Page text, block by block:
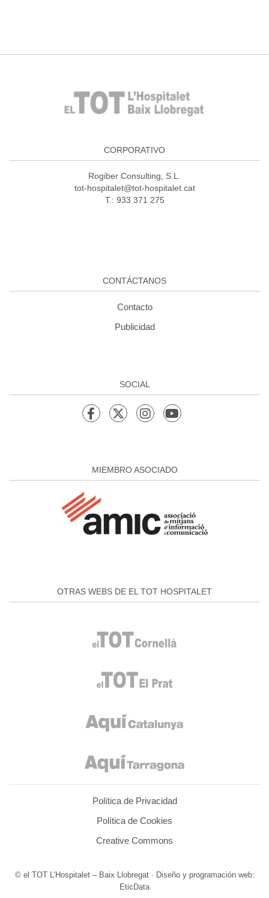
CORPORATIVO
Rogiber Consulting, S.L.
tot-hospitalet@tot-hospitalet.cat
T.: 933 371 275
CONTÁCTANOS
Contacto
Publicidad
SOCIAL
MIEMBRO ASOCIADO
OTRAS WEBS DE EL TOT HOSPITALET
Política de Privacidad
Política de Cookies
Creative Commons
© el TOT L’Hospitalet – Baix Llobregat · Diseño y programación web:
EticData